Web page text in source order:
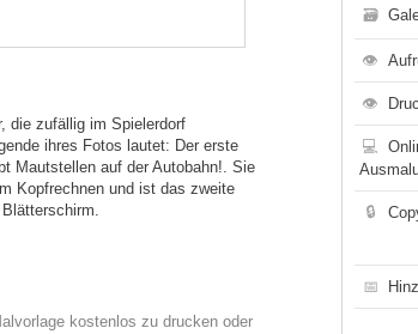
die zufällig im Spielerdorf
ihres Fotos lautet: Der erste
Mautstellen auf der Autobahn!. Sie
Kopfrechnen und ist das zweite
kostenlos zu drucken oder
🗃
👁
👁
💻
🔒
📅